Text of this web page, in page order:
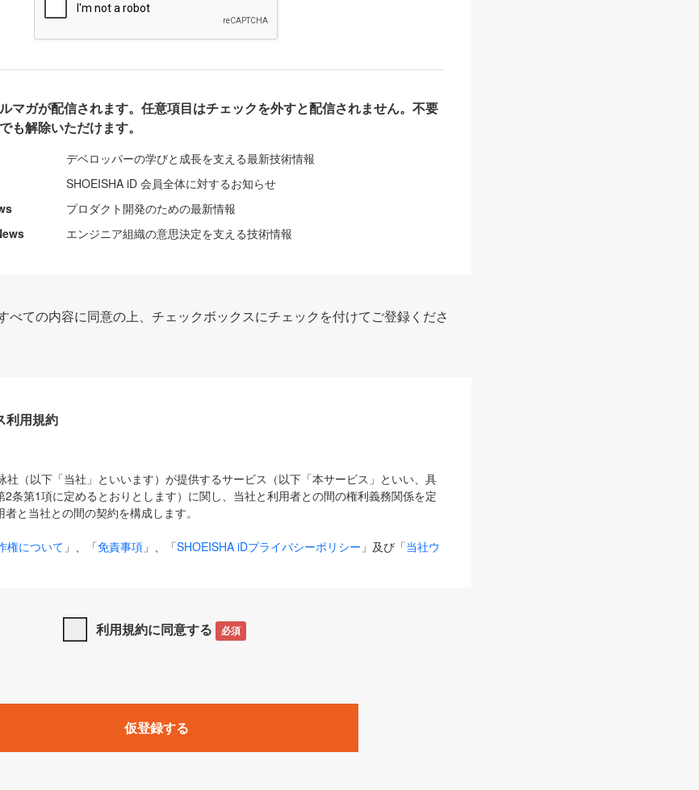
マガが配信されます。任意項目はチェックを外すと配信されません。不要
も解除いただけます。
デベロッパーの学びと成長を支える最新技術情報
SHOEISHA iD 会員全体に対するお知らせ
プロダクト開発のための最新情報
エンジニア組織の意思決定を支える技術情報
べての内容に同意の上、チェックボックスにチェックを付けてご登録くださ
利用規約
社（以下「当社」といいます）が提供するサービス（以下「本サービス」といい、具
条第1項に定めるとおりとします）に関し、当社と利用者との間の権利義務関係を定
と当社との間の契約を構成します。
権について 」、「免責事項 」、「SHOEISHA iDプライバシーポリシー 」及び「当社ウ
て適用されるものとします。
社が提供する以下のサービス（名称や内容が変更された場合、変更後のサービスを含
スに関連して当社が実施するイベントやキャンペーンをいいます。
CodeZine」「MarkeZine」「EnterpriseZine」「ECzine」「Biz/Zine」「HRzine」
利用規約に同意する 必須
仮登録する